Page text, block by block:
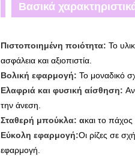
Βασικά
Πιστοποιημένη ποιότητα: Το
ασφάλεια και αξιοπιστία.
Βολική εφαρμογή: Το μοναδικό
Ελαφριά και φυσική αίσθηση:
την άνεση.
Σταθερή μπούκλα: ακαι το
Εύκολη εφαρμογή:Οι ρίζες σε
εφαρμογή.